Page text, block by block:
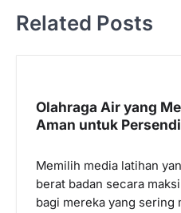
g
Related Posts
Olahraga Air yang
Aman untuk
Memilih media latihan
berat badan secara
bagi mereka yang sering